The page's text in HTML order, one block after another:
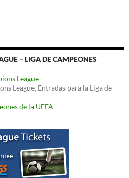
– LIGA DE CAMPEONES
League –
League, Entradas para la Liga de